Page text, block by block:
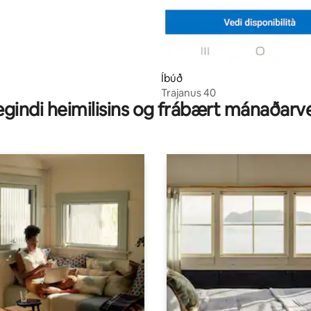
Íbúð
Trajanus 40
heimilisins og frábært